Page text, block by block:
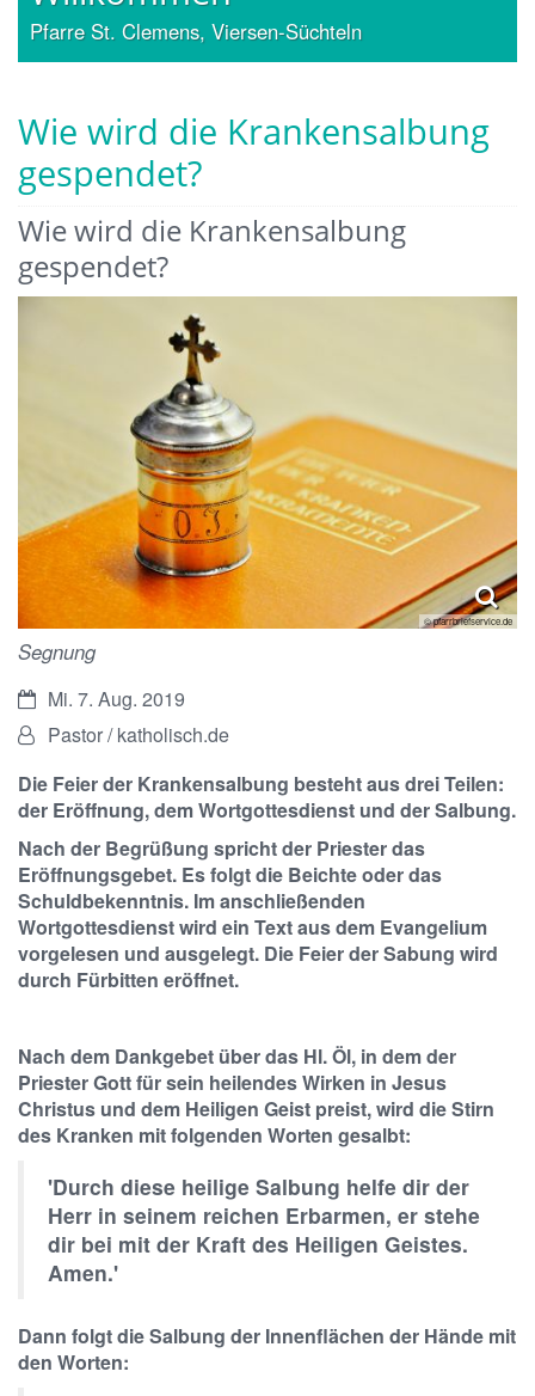
Pfarre St. Clemens, Viersen-Süchteln
Wie wird die Krankensalbung
gespendet?
Wie wird die Krankensalbung
gespendet?
© pfarrbriefservice.de
Segnung
Datum:Mi. 7. Aug. 2019
Von:Pastor / katholisch.de
Die Feier der Krankensalbung besteht aus drei Teilen:
der Eröffnung, dem Wortgottesdienst und der Salbung.
Nach der Begrüßung spricht der Priester das
Eröffnungsgebet. Es folgt die Beichte oder das
Schuldbekenntnis. Im anschließenden
Wortgottesdienst wird ein Text aus dem Evangelium
vorgelesen und ausgelegt. Die Feier der Sabung wird
durch Fürbitten eröffnet.
Nach dem Dankgebet über das Hl. Öl, in dem der
Priester Gott für sein heilendes Wirken in Jesus
Christus und dem Heiligen Geist preist, wird die Stirn
des Kranken mit folgenden Worten gesalbt:
'Durch diese heilige Salbung helfe dir der
Herr in seinem reichen Erbarmen, er stehe
dir bei mit der Kraft des Heiligen Geistes.
Amen.'
Dann folgt die Salbung der Innenflächen der Hände mit
den Worten: